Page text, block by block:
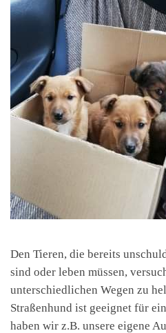
Den Tieren, die bereits
sind oder leben müssen,
unterschiedlichen Wegen zu
Straßenhund ist geeignet für
haben wir z.B. unsere eigene